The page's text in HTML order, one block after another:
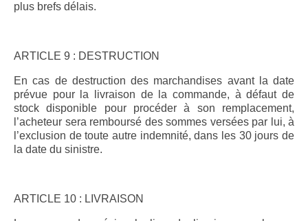
plus brefs délais.
ARTICLE 9 : DESTRUCTION
En cas de destruction des marchandises avant la date
prévue pour la livraison de la commande, à défaut de
stock disponible pour procéder à son remplacement,
l’acheteur sera remboursé des sommes versées par lui, à
l’exclusion de toute autre indemnité, dans les 30 jours de
la date du sinistre.
ARTICLE 10 : LIVRAISON